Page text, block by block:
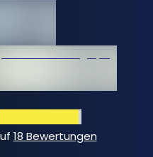
18 Bewertungen